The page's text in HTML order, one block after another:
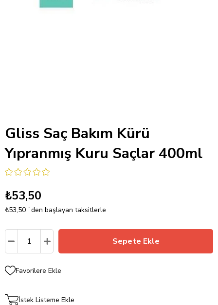
Gliss Saç Bakım Kürü
Yıpranmış Kuru Saçlar 400ml
₺53,50
₺53,50 `den başlayan taksitlerle
Favorilere Ekle
İstek Listeme Ekle